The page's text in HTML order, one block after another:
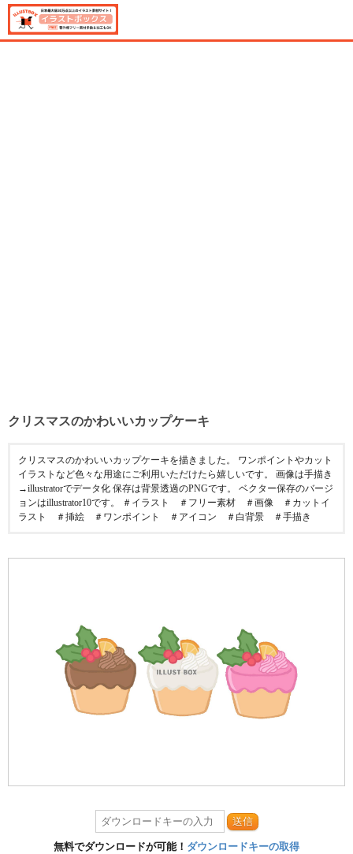
クリスマスのかわいいカップケーキ
クリスマスのかわいいカップケーキを描きました。 ワンポイントやカット
イラストなど色々な用途にご利用いただけたら嬉しいです。 画像は手描き
→illustratorでデータ化 保存は背景透過のPNGです。 ベクター保存のバージ
ョンはillustrator10です。 ＃イラスト ＃フリー素材 ＃画像 ＃カットイ
ラスト ＃挿絵 ＃ワンポイント ＃アイコン ＃白背景 ＃手描き
送信
無料でダウンロードが可能！ ダウンロードキーの取得